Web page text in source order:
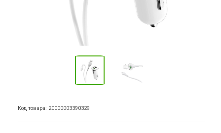
Код товара: 20000003390329